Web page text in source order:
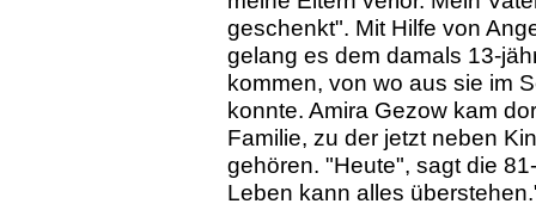
geschenkt". Mit Hilfe von
gelang es dem damals 13-
kommen, von wo aus sie im
konnte. Amira Gezow kam
Familie, zu der jetzt neben
gehören. "Heute", sagt die
Leben kann alles